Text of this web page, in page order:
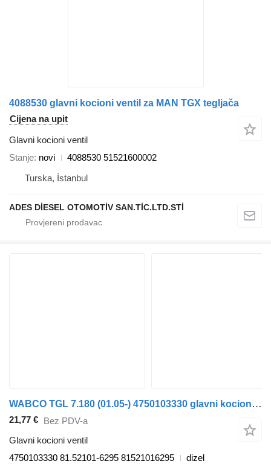
4088530 glavni kocioni ventil za MAN TGX tegljača
Cijena na upit
Glavni kocioni ventil
Stanje novi
4088530 51521600002
Turska, İstanbul
ADES DİESEL OTOMOTİV SAN.TİC.LTD.STİ
WABCO TGL 7.180 (01.05-) 4750103330 glavni kocioni ventil za MAN TGL, TGM, TGS, TGX (2005-2021) tegljača
21,77 € Bez PDV-a
Glavni kocioni ventil
4750103330 81.52101-6295 81521016295
dizel